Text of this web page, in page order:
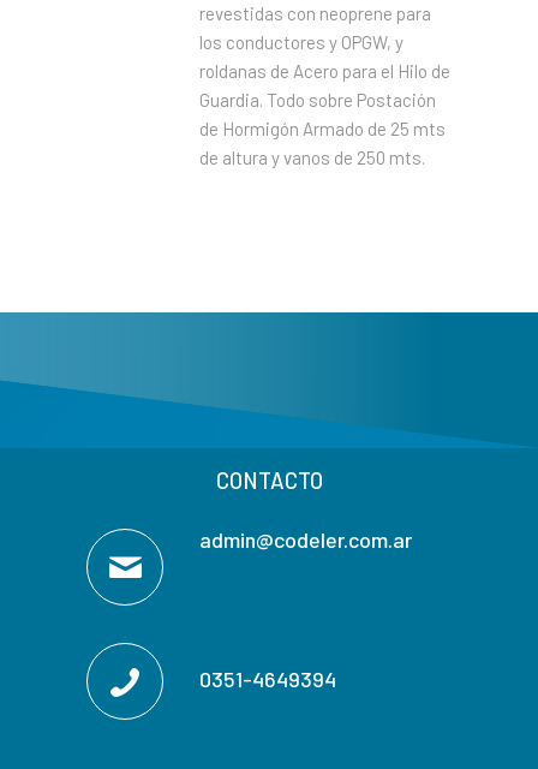
revestidas con neoprene para
los conductores y OPGW, y
roldanas de Acero para el Hilo de
Guardia. Todo sobre Postación
de Hormigón Armado de 25 mts
de altura y vanos de 250 mts.
CONTACTO
admin@codeler.com.ar
0351-4649394